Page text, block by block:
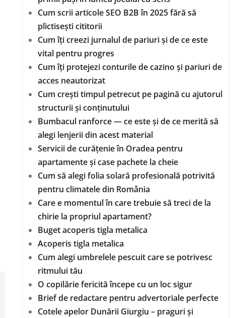
Cum scrii articole SEO B2B în 2025 fără să
plictisești cititorii
Cum îți creezi jurnalul de pariuri și de ce este
vital pentru progres
Cum îți protejezi conturile de cazino și pariuri de
acces neautorizat
Cum crești timpul petrecut pe pagină cu ajutorul
structurii și conținutului
Bumbacul ranforce — ce este și de ce merită să
alegi lenjerii din acest material
Servicii de curățenie în Oradea pentru
apartamente și case pachete la cheie
Cum să alegi folia solară profesională potrivită
pentru climatele din România
Care e momentul în care trebuie să treci de la
chirie la propriul apartament?
Buget acoperis tigla metalica
Acoperis tigla metalica
Cum alegi umbrelele pescuit care se potrivesc
ritmului tău
O copilărie fericită începe cu un loc sigur
Brief de redactare pentru advertoriale perfecte
Cotele apelor Dunării Giurgiu – praguri și